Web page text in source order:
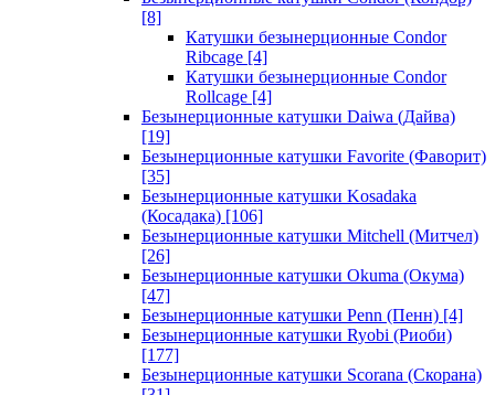
[8]
Катушки безынерционные Condor
Ribcage [4]
Катушки безынерционные Condor
Rollcage [4]
Безынерционные катушки Daiwa (Дайва)
[19]
Безынерционные катушки Favorite (Фаворит)
[35]
Безынерционные катушки Kosadaka
(Косадака) [106]
Безынерционные катушки Mitchell (Митчел)
[26]
Безынерционные катушки Okuma (Окума)
[47]
Безынерционные катушки Penn (Пенн) [4]
Безынерционные катушки Ryobi (Риоби)
[177]
Безынерционные катушки Scorana (Скорана)